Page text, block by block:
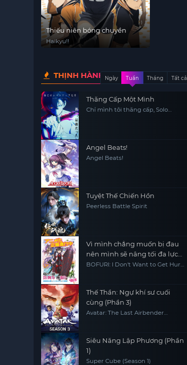
Thiếu niên bóng chuyền
Haikyu!!
THỊNH HÀNHNgày Tuần Tháng Tất cả
Thăng Cấp Một Mình
Chỉ mình tôi thăng cấp, Solo
Angel Beats!
Angel Beats!
Tuyệt Thế Chiến Hồn
Peerless Battle Spirit
Vì mình chẳng muốn bị đau
nên mình sẽ nâng tối đa lực
phòng ngự - mùa 2
BOFURI: I Don't Want to Get Hurt,
Thế Thần: Ngự khí sư cuối
cùng (Phần 3)
Avatar: The Last Airbender
Siêu Năng Lập Phương (Phần
1)
Super Cube (Season 1)